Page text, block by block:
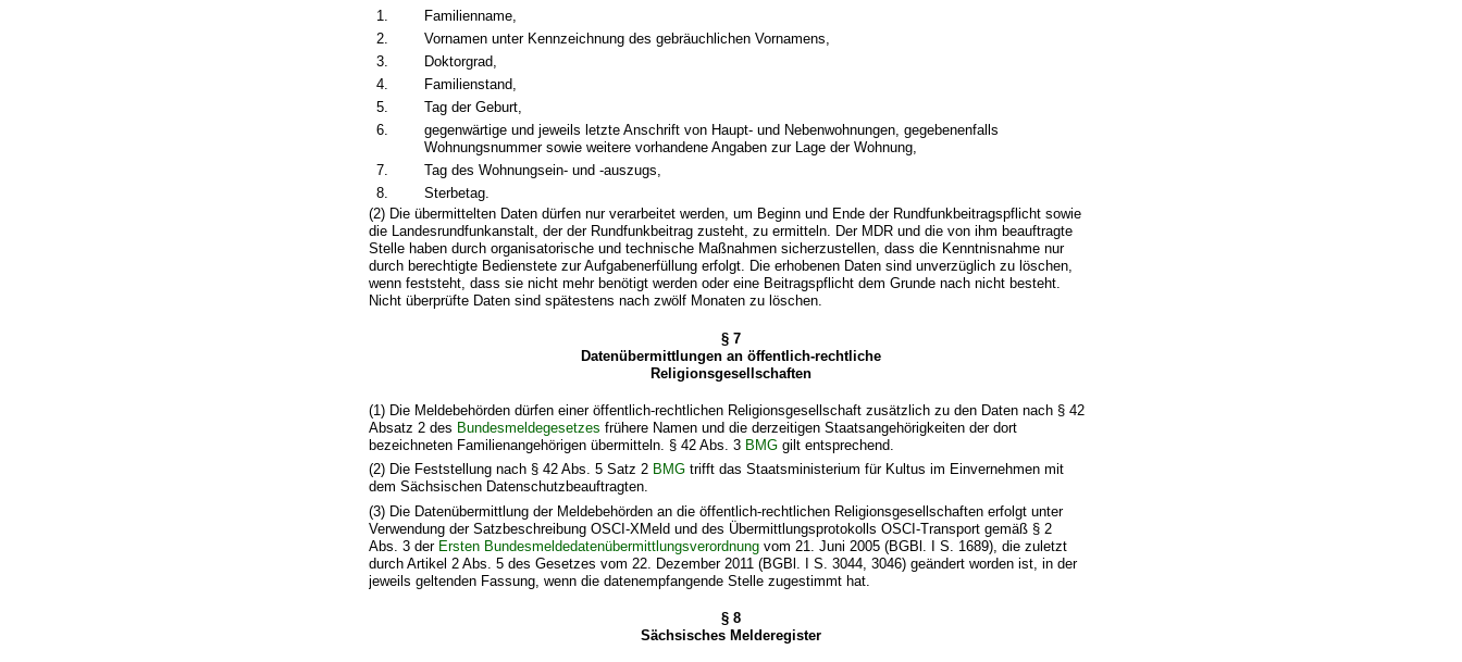
1.
Familienname,
2.
Vornamen unter Kennzeichnung des gebräuchlichen Vornamens,
3.
Doktorgrad,
4.
Familienstand,
5.
Tag der Geburt,
6.
gegenwärtige und jeweils letzte Anschrift von Haupt- und Nebenwohnungen, gegebenenfalls
Wohnungsnummer sowie weitere vorhandene Angaben zur Lage der Wohnung,
7.
Tag des Wohnungsein- und -auszugs,
8.
Sterbetag.
(2) Die übermittelten Daten dürfen nur verarbeitet werden, um Beginn und Ende der Rundfunkbeitragspflicht sowie
die Landesrundfunkanstalt, der der Rundfunkbeitrag zusteht, zu ermitteln. Der MDR und die von ihm beauftragte
Stelle haben durch organisatorische und technische Maßnahmen sicherzustellen, dass die Kenntnisnahme nur
durch berechtigte Bedienstete zur Aufgabenerfüllung erfolgt. Die erhobenen Daten sind unverzüglich zu löschen,
wenn feststeht, dass sie nicht mehr benötigt werden oder eine Beitragspflicht dem Grunde nach nicht besteht.
Nicht überprüfte Daten sind spätestens nach zwölf Monaten zu löschen.
§ 7
Datenübermittlungen an öffentlich-rechtliche
Religionsgesellschaften
(1) Die Meldebehörden dürfen einer öffentlich-rechtlichen Religionsgesellschaft zusätzlich zu den Daten nach § 42
Absatz 2 des Bundesmeldegesetzes frühere Namen und die derzeitigen Staatsangehörigkeiten der dort
bezeichneten Familienangehörigen übermitteln. § 42 Abs. 3 BMG gilt entsprechend.
(2) Die Feststellung nach § 42 Abs. 5 Satz 2 BMG trifft das Staatsministerium für Kultus im Einvernehmen mit
dem Sächsischen Datenschutzbeauftragten.
(3) Die Datenübermittlung der Meldebehörden an die öffentlich-rechtlichen Religionsgesellschaften erfolgt unter
Verwendung der Satzbeschreibung OSCI-XMeld und des Übermittlungsprotokolls OSCI-Transport gemäß § 2
Abs. 3 der Ersten Bundesmeldedatenübermittlungsverordnung vom 21. Juni 2005 (BGBl. I S. 1689), die zuletzt
durch Artikel 2 Abs. 5 des Gesetzes vom 22. Dezember 2011 (BGBl. I S. 3044, 3046) geändert worden ist, in der
jeweils geltenden Fassung, wenn die datenempfangende Stelle zugestimmt hat.
§ 8
Sächsisches Melderegister